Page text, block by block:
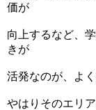
価が
向上するなど、
きが
活発なのが、よく
やはりそのエリ